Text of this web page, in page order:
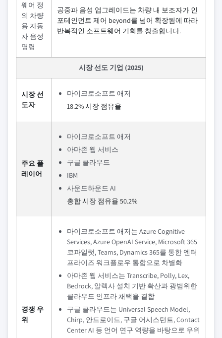
웨어 정
의 차량
용 자동
차 음성
명령
공중파 음성 업그레이드는 차량 내 보조자가 인
포테인먼트 제어 beyond를 넘어 확장됨에 따라
반복적인 소프트웨어 기회를 창출합니다.
시장 선도 기업 (2025)
시장 선
도자
마이크로소프트 애저
18.2% 시장 점유율
주요 플
레이어
마이크로소프트 애저
아마존 웹 서비스
구글 클라우드
IBM
사운드하운드 AI
총합 시장 점유율 50.2%
경쟁 우
위
마이크로소프트 애저는 Azure Cognitive
Services, Azure OpenAI Service, Microsoft 365
코파일럿, Teams, Dynamics 365를 통한 엔터
프라이즈 워크플로우 통합으로 차별화
아마존 웹 서비스는 Transcribe, Polly, Lex,
Bedrock, 알렉사 설치 기반 확산과 광범위한
클라우드 인프라 채택을 결합
구글 클라우드는 Universal Speech Model,
Chirp, 안드로이드, 구글 어시스턴트, Contact
Center AI 등 언어 연구 역량을 바탕으로 우위